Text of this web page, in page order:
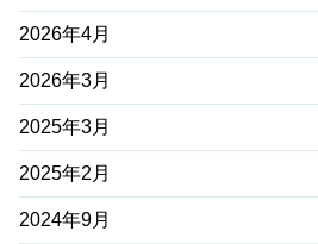
2026年4月
2026年3月
2025年3月
2025年2月
2024年9月